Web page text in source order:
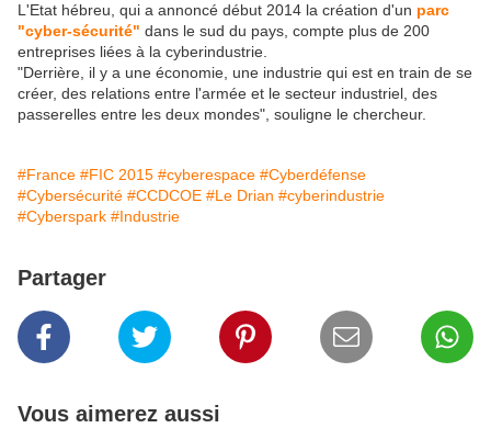
L'Etat hébreu, qui a annoncé début 2014 la création d'un parc
"cyber-sécurité" dans le sud du pays, compte plus de 200
entreprises liées à la cyberindustrie.
"Derrière, il y a une économie, une industrie qui est en train de se
créer, des relations entre l'armée et le secteur industriel, des
passerelles entre les deux mondes", souligne le chercheur.
#France #FIC 2015 #cyberespace #Cyberdéfense
#Cybersécurité #CCDCOE #Le Drian #cyberindustrie
#Cyberspark #Industrie
Partager
Vous aimerez aussi